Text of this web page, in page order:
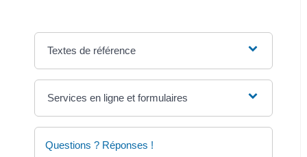
Textes de référence
Services en ligne et formulaires
Questions ? Réponses !